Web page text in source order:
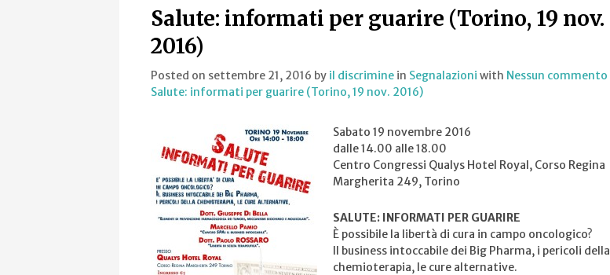
Salute: informati per guarire (Torino, 19 nov.
2016)
Posted on settembre 21, 2016 by il discrimine in Segnalazioni with Nessun commento
Salute: informati per guarire (Torino, 19 nov. 2016)
Sabato 19 novembre 2016
dalle 14.00 alle 18.00
Centro Congressi Qualys Hotel Royal, Corso Regina
Margherita 249, Torino
SALUTE: INFORMATI PER GUARIRE
È possibile la libertà di cura in campo oncologico?
Il business intoccabile dei Big Pharma, i pericoli della
chemioterapia, le cure alternative.